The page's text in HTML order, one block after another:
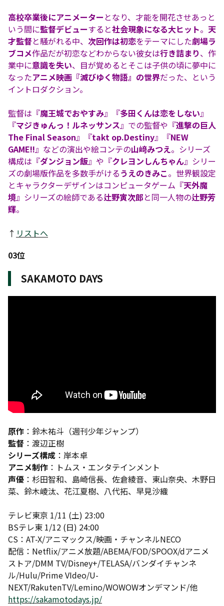
高校卒業後にアニメーター となり、才能を開花させあっと
いう間に監督デビューすると社会現象になる大ヒット。 天
才監督と騒がれる中、 次回作は初恋をテーマにした劇場ラ
ブコメ作品だが初恋などわからない彼女は行き詰まり、作
業中に意識を失い、目が覚めるとそこは子供の頃に夢中に
なったアニメ映画『滅びゆく物語』の世界だった、という
イントロダクション。
監督は『魔王城でおやすみ』『多田くんは恋をしない』
『マジきゅんっ！ルネッサンス』での監督や『進撃の巨人
The Final Season』『takt op.Destiny』『NEW
GAME!!』などの演出や絵コンテの山﨑みつえ。シリーズ
構成は『ダンジョン飯』や『クレヨンしんちゃん』シリー
ズの劇場版作品を多数手がけるうえのきみこ。世界観設定
とキャラクターデザインはコンピュータゲーム『天外魔
境』シリーズの絵師である辻野寅次郎と同一人物の辻野芳
輝。
↑ リストへ
03位
SAKAMOTO DAYS
原作 ：鈴木祐斗（週刊少年ジャンプ）
監督 ：渡辺正樹
シリーズ構成 ：岸本卓
アニメ制作 ：トムス・エンタテインメント
声優 ：杉田智和、島崎信長、佐倉綾音、東山奈央、木野日
菜、鈴木崚汰、花江夏樹、八代拓、早見沙織
テレビ東京 1/11 (土) 23:00
BSテレ東 1/12 (日) 24:00
CS：AT-X/アニマックス/映画・チャンネルNECO
配信：Netflix/アニメ放題/ABEMA/FOD/SPOOX/dアニメ
ストア/DMM TV/Disney+/TELASA/バンダイチャンネ
ル/Hulu/Prime VIdeo/U-
NEXT/RakutenTV/Lemino/WOWOWオンデマンド/他
https://sakamotodays.jp/